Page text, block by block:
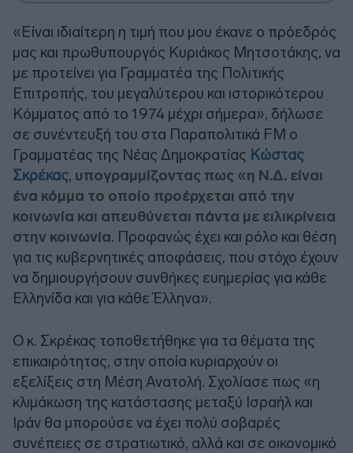
«Είναι ιδιαίτερη η τιμή που μου έκανε ο πρόεδρός
μας και πρωθυπουργός Κυριάκος Μητσοτάκης, να
με προτείνει για Γραμματέα της Πολιτικής
Επιτροπής, του μεγαλύτερου και ιστορικότερου
Κόμματος από το 1974 μέχρι σήμερα», δήλωσε
σε συνέντευξή του στα Παραπολιτικά FM ο
Γραμματέας της Νέας Δημοκρατίας Κώστας
Σκρέκας, υπογραμμίζοντας πως «η Ν.Δ. είναι
ένα κόμμα το οποίο προέρχεται από την
κοινωνία και απευθύνεται πάντα με ειλικρίνεια
στην κοινωνία. Προφανώς έχει και ρόλο και θέση
για τις κυβερνητικές αποφάσεις, που στόχο έχουν
να δημιουργήσουν συνθήκες ευημερίας για κάθε
Ελληνίδα και για κάθε Έλληνα».
Ο κ. Σκρέκας τοποθετήθηκε για τα θέματα της
επικαιρότητας, στην οποία κυριαρχούν οι
εξελίξεις στη Μέση Ανατολή. Σχολίασε πως «η
κλιμάκωση της κατάστασης μεταξύ Ισραήλ και
Ιράν θα μπορούσε να έχει πολύ σοβαρές
συνέπειες σε στρατιωτικό, αλλά και σε οικονομικό